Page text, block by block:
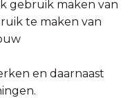
gebruik maken van
te maken van
en daarnaast